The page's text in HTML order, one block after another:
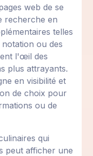
web de se
recherche en
telles
notation ou des
l'œil des
plus attrayants.
en visibilité et
de choix pour
ou de
qui
peut afficher une